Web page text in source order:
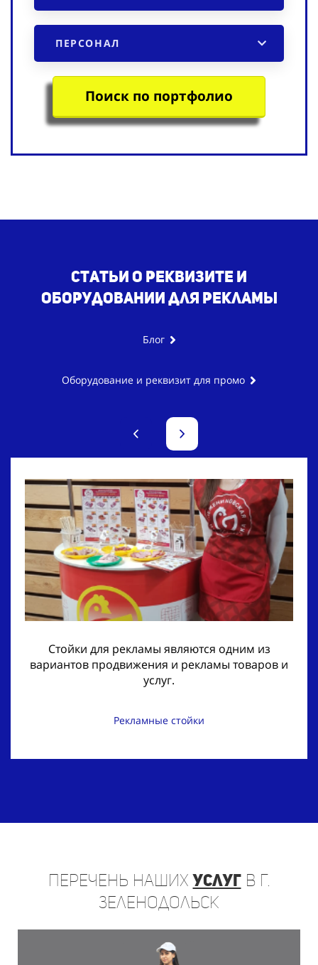
ПЕРСОНАЛ
Поиск по портфолио
Статьи о реквизите и
оборудовании для рекламы
Блог
Оборудование и реквизит для промо
Стойки для рекламы являются одним из
вариантов продвижения и рекламы товаров и
услуг.
Рекламные стойки
Перечень нашихуслугв г.
Зеленодольск